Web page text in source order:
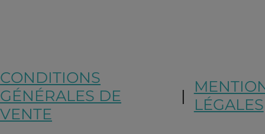
CONDITIONS
GÉNÉRALES DE
VENTE
|LÉGALES